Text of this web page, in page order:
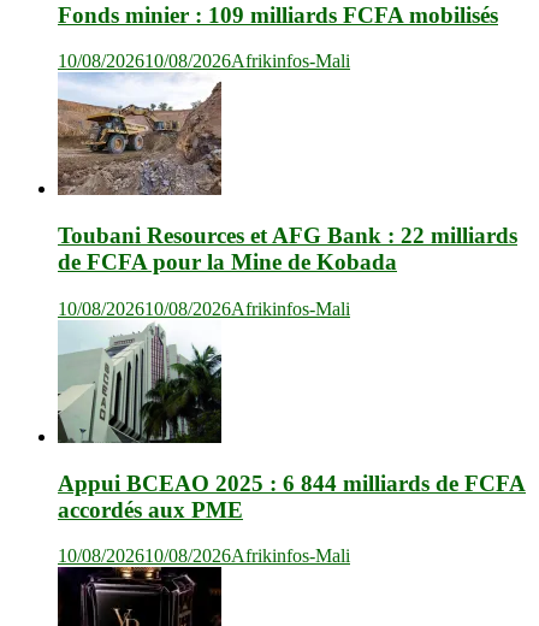
Fonds minier : 109 milliards FCFA mobilisés
10/08/202610/08/2026Afrikinfos-Mali
Toubani Resources et AFG Bank : 22 milliards
de FCFA pour la Mine de Kobada
10/08/202610/08/2026Afrikinfos-Mali
Appui BCEAO 2025 : 6 844 milliards de FCFA
accordés aux PME
10/08/202610/08/2026Afrikinfos-Mali